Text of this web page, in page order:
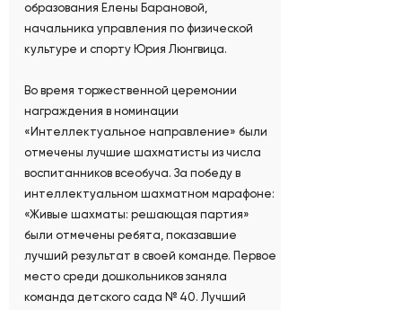
образования Елены Барановой,
начальника управления по физической
культуре и спорту Юрия Люнгвица.
Во время торжественной церемонии
награждения в номинации
«Интеллектуальное направление» были
отмечены лучшие шахматисты из числа
воспитанников всеобуча. За победу в
интеллектуальном шахматном марафоне:
«Живые шахматы: решающая партия»
были отмечены ребята, показавшие
лучший результат в своей команде. Первое
место среди дошкольников заняла
команда детского сада № 40. Лучший